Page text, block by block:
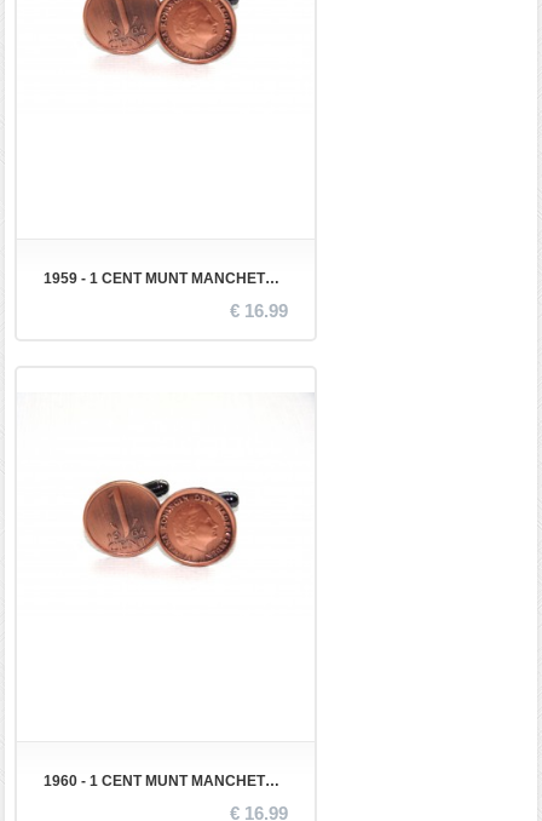
1959 - 1 CENT MUNT MANCHETKNOPEN
€ 16.99
1960 - 1 CENT MUNT MANCHETKNOPEN
€ 16.99